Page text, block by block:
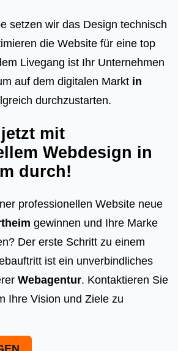
setzen wir das Design technisch
die Website für eine top
Livegang ist Ihr Unternehmen
auf dem digitalen Markt in
durchzustarten.
mit
Webdesign in
durch!
professionellen Website neue
gewinnen und Ihre Marke
Der erste Schritt zu einem
ist ein unverbindliches
Webagentur. Kontaktieren Sie
Ihre Vision und Ziele zu